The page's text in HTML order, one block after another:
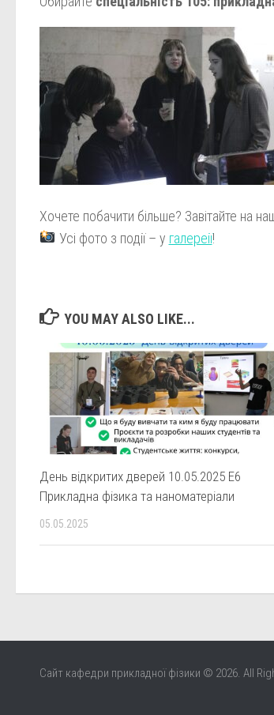
Хочете побачити більше? Завітайте на
Усі фото з події – у галереії!
YOU MAY ALSO LIKE...
День відкритих дверей 10.05.2025 Е6
Прикладна фізика та наноматеріали
05.05.2025
Сайт кафедри прикладної фізики © 2026. All